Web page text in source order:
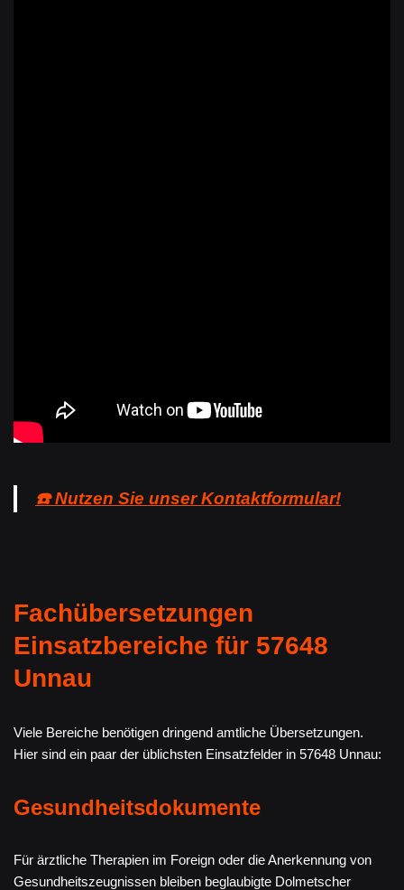
☎️ Nutzen Sie unser Kontaktformular!
Fachübersetzungen
Einsatzbereiche für 57648
Unnau
Viele Bereiche benötigen dringend amtliche Übersetzungen.
Hier sind ein paar der üblichsten Einsatzfelder in 57648 Unnau:
Gesundheitsdokumente
Für ärztliche Therapien im Foreign oder die Anerkennung von
Gesundheitszeugnissen bleiben beglaubigte Dolmetscher